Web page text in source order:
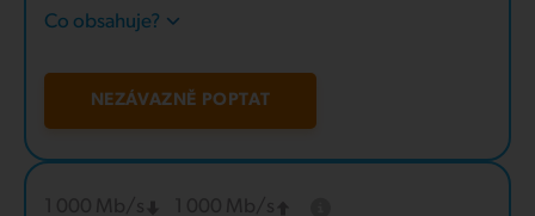
Co obsahuje?
NEZÁVAZNĚ POPTAT